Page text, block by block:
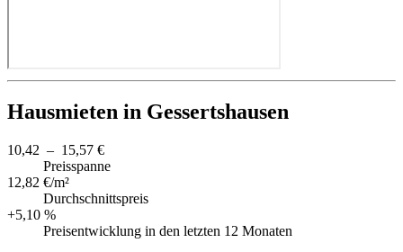
Hausmieten in Gessertshausen
10,42 – 15,57 €
Preisspanne
12,82 €/m²
Durchschnittspreis
+5,10 %
Preisentwicklung in den letzten 12 Monaten